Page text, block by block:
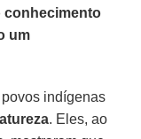
conhecimento
um
indígenas
. Eles, ao